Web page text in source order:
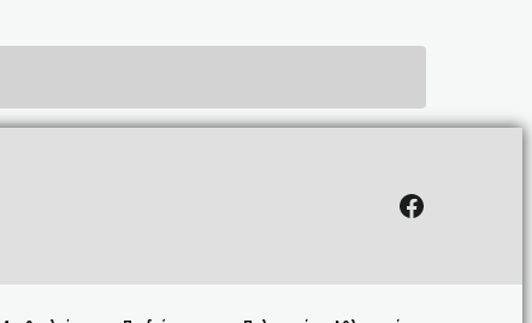
Facebook